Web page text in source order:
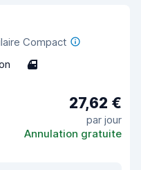
Compact
4
27,62 €
par jour
Annulation gratuite